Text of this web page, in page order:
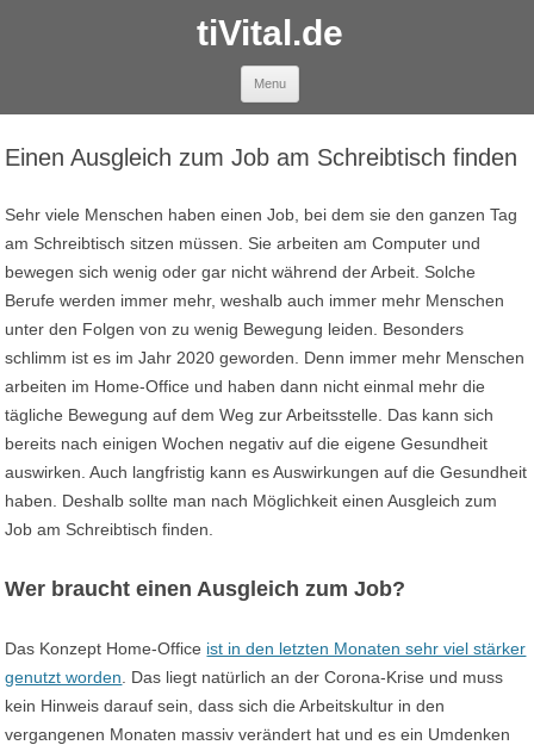
tiVital.de
Menu
Einen Ausgleich zum Job am Schreibtisch finden
Sehr viele Menschen haben einen Job, bei dem sie den ganzen Tag
am Schreibtisch sitzen müssen. Sie arbeiten am Computer und
bewegen sich wenig oder gar nicht während der Arbeit. Solche
Berufe werden immer mehr, weshalb auch immer mehr Menschen
unter den Folgen von zu wenig Bewegung leiden. Besonders
schlimm ist es im Jahr 2020 geworden. Denn immer mehr Menschen
arbeiten im Home-Office und haben dann nicht einmal mehr die
tägliche Bewegung auf dem Weg zur Arbeitsstelle. Das kann sich
bereits nach einigen Wochen negativ auf die eigene Gesundheit
auswirken. Auch langfristig kann es Auswirkungen auf die Gesundheit
haben. Deshalb sollte man nach Möglichkeit einen Ausgleich zum
Job am Schreibtisch finden.
Wer braucht einen Ausgleich zum Job?
Das Konzept Home-Office ist in den letzten Monaten sehr viel stärker
genutzt worden . Das liegt natürlich an der Corona-Krise und muss
kein Hinweis darauf sein, dass sich die Arbeitskultur in den
vergangenen Monaten massiv verändert hat und es ein Umdenken